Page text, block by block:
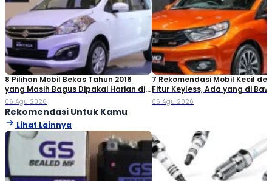
8 Pilihan Mobil Bekas Tahun 2016
yang Masih Bagus Dipakai Harian di
2026
06 Agu 2026
7 Rekomendasi Mobil Kecil
Fitur Keyless, Ada yang di
Rp80 Juta!
06 Agu 2026
Rekomendasi Untuk Kamu
Lihat Lainnya